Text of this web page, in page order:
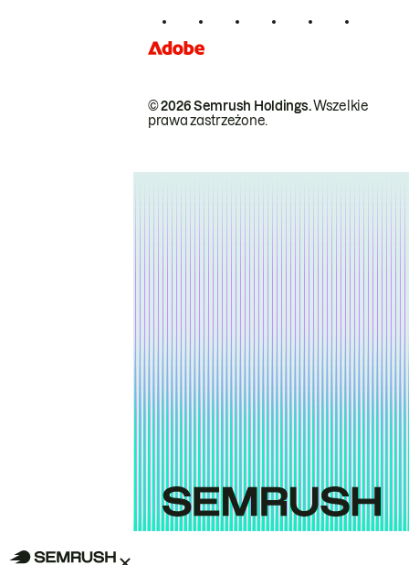
© 2026 Semrush Holdings.Wszelkie
prawa zastrzeżone.